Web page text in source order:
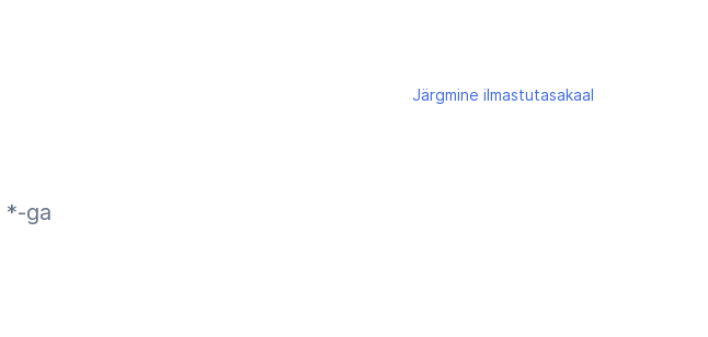
Järgmine ilmastutasakaal
*-ga